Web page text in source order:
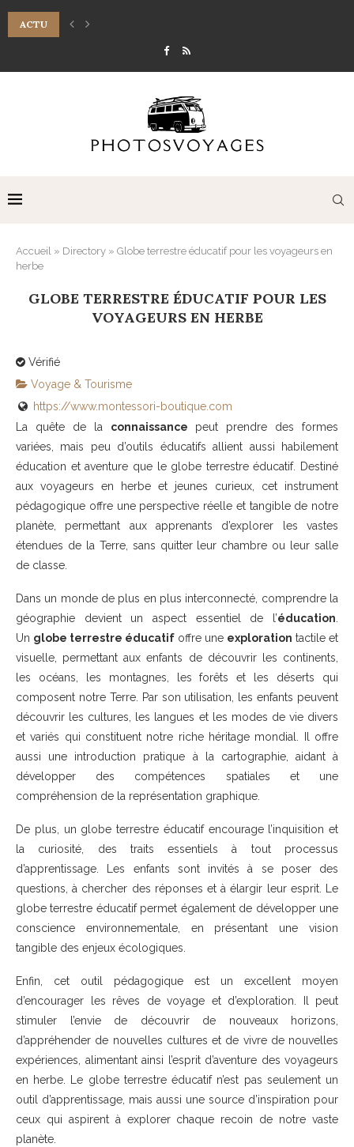
ACTU
7 RITUELS DE MASSAGE DU VISAGE POUR LIFTER LA PEAU
Accueil » Directory » Globe terrestre éducatif pour les voyageurs en
herbe
GLOBE TERRESTRE ÉDUCATIF POUR LES
VOYAGEURS EN HERBE
Vérifié
Voyage & Tourisme
https://www.montessori-boutique.com
La quête de la connaissance peut prendre des formes
variées, mais peu d’outils éducatifs allient aussi habilement
éducation et aventure que le globe terrestre éducatif. Destiné
aux voyageurs en herbe et jeunes curieux, cet instrument
pédagogique offre une perspective réelle et tangible de notre
planète, permettant aux apprenants d’explorer les vastes
étendues de la Terre, sans quitter leur chambre ou leur salle
de classe.
Dans un monde de plus en plus interconnecté, comprendre la
géographie devient un aspect essentiel de l’éducation.
Un globe terrestre éducatif offre une exploration tactile et
visuelle, permettant aux enfants de découvrir les continents,
les océans, les montagnes, les forêts et les déserts qui
composent notre Terre. Par son utilisation, les enfants peuvent
découvrir les cultures, les langues et les modes de vie divers
et variés qui constituent notre riche héritage mondial. Il offre
aussi une introduction pratique à la cartographie, aidant à
développer des compétences spatiales et une
compréhension de la représentation graphique.
De plus, un globe terrestre éducatif encourage l’inquisition et
la curiosité, des traits essentiels à tout processus
d’apprentissage. Les enfants sont invités à se poser des
questions, à chercher des réponses et à élargir leur esprit. Le
globe terrestre éducatif permet également de développer une
conscience environnementale, en présentant une vision
tangible des enjeux écologiques.
Enfin, cet outil pédagogique est un excellent moyen
d’encourager les rêves de voyage et d’exploration. Il peut
stimuler l’envie de découvrir de nouveaux horizons,
d’appréhender de nouvelles cultures et de vivre de nouvelles
expériences, alimentant ainsi l’esprit d’aventure des voyageurs
en herbe. Le globe terrestre éducatif n’est pas seulement un
outil d’apprentissage, mais aussi une source d’inspiration pour
ceux qui aspirent à explorer chaque recoin de notre vaste
planète.